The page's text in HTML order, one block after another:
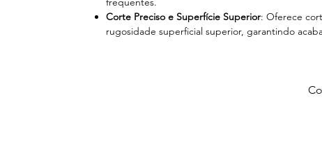
Corte Preciso e Superfície Superior: Oferece
rugosidade superficial superior, garantindo